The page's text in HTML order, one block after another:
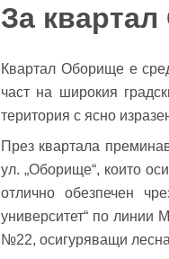
За
Квартал Оборище е
част на широкия
територия с ясно
През квартала
ул. „Оборище“, които
отлично обезпечен
университет“ по
№22, осигуряващи